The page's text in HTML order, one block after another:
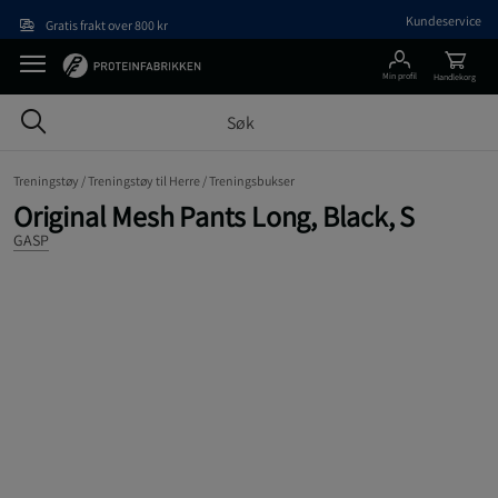
Gratis frakt over 800 kr Kundeservice
Min profil Handlekorg
Treningstøy /Treningstøy til Herre /Treningsbukser
Original Mesh Pants Long, Black, S
GASP